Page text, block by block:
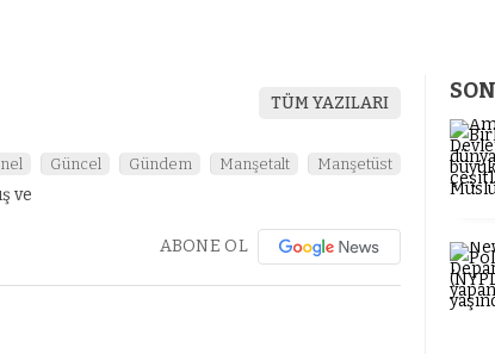
TÜM YAZILARI
Güncel Gündem Manşetalt Manşetüst
ABONE OL